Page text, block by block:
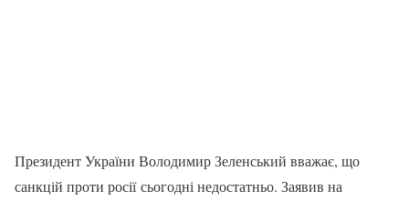
Президент України Володимир Зеленський вважає, що
санкцій проти росії сьогодні недостатньо. Заявив на